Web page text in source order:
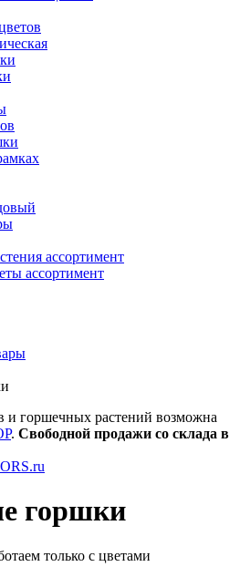
ассортимент
ассортимент
и горшечных растений возможна
. Свободной продажи со склада в
горшки
только с цветами